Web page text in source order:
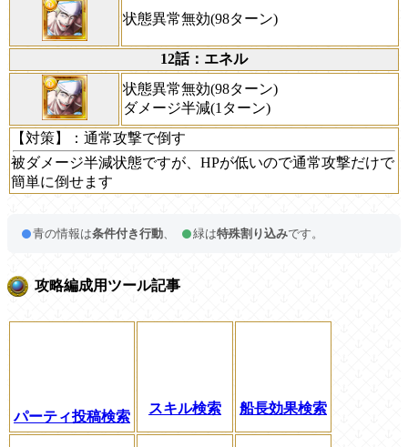
状態異常無効(98ターン)
12話：エネル
状態異常無効(98ターン)
ダメージ半減(1ターン)
【対策】
：通常攻撃で倒す
被ダメージ半減状態ですが、HPが低いので通常攻撃だけで
簡単に倒せます
青の情報は条件付き行動 緑は特殊割り込みです。
攻略編成用ツール記事
パーティ投稿検索
スキル検索 船長効果検索